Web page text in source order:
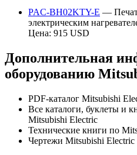
PAC-BH02KTY-E —
электрическим
Цена: 915 USD
Дополнительная
оборудованию
PDF-каталог Mitsubishi
Все каталоги, буклеты и
Mitsubishi Electric
Технические книги по
Чертежи Mitsubishi